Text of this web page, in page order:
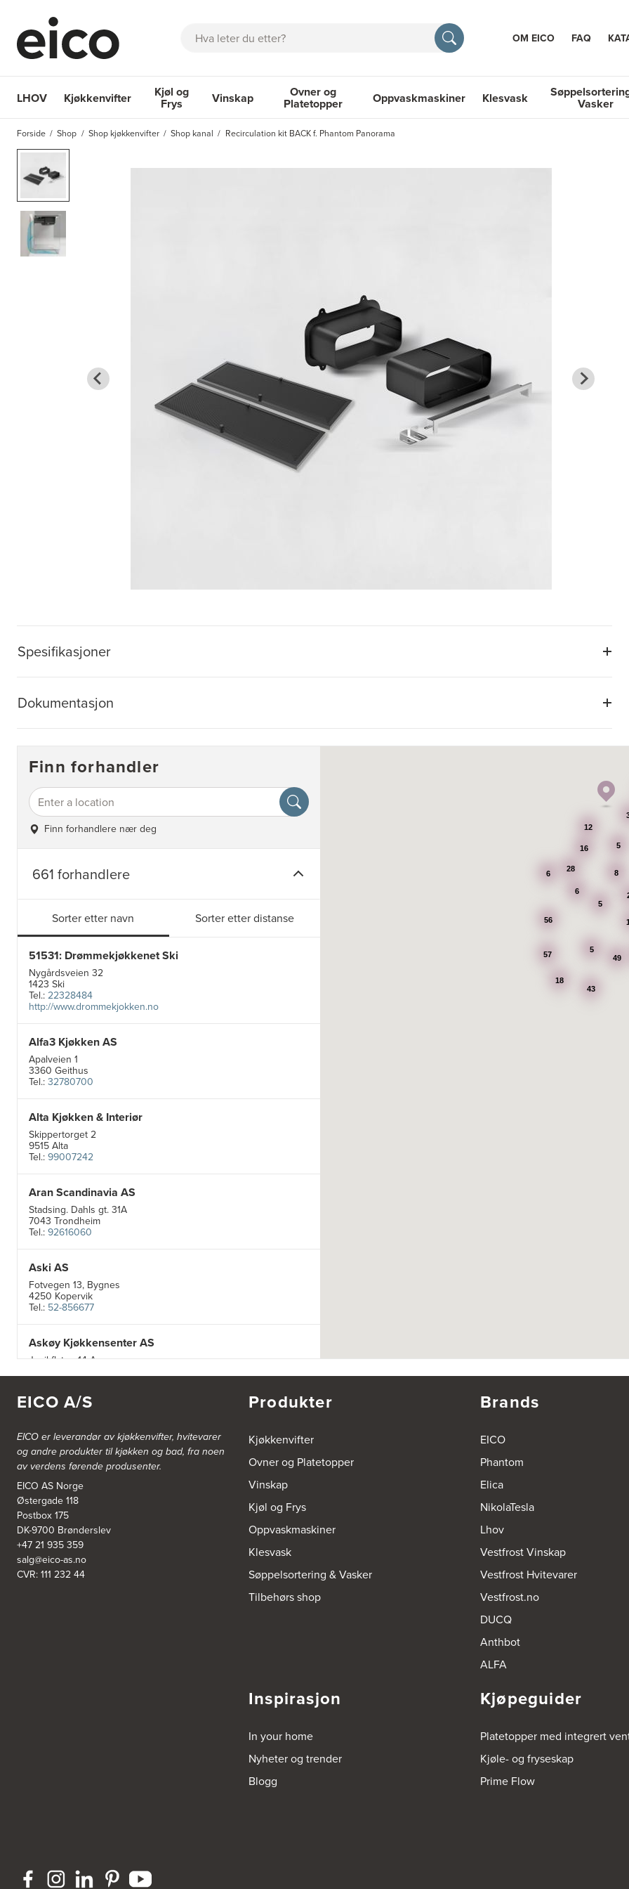
Søk OM EICO FAQ
LHOV Kjøkkenvifter
Kjøkkenvifter
Kjøl og
Frys
Kjøl og Frys
Vinskap
Vinskap
Ovner og
Platetopper
Ovner og Platetopper
Oppvaskmaskiner
Oppvaskmaskiner
Klesvask Vasker
Forside Shop Shop kjøkkenvifter Shop kanal Recirculation kit BACK f. Phantom Panorama
Spesifikasjoner
Dokumentasjon
Finn forhandler
Finn forhandlere nær deg
661 forhandlere
Sorter etter navn Sorter etter distanse
51531: Drømmekjøkkenet Ski
Nygårdsveien 32
1423 Ski
Tel.: 22328484
http://www.drommekjokken.no
Alfa3 Kjøkken AS
Apalveien 1
3360 Geithus
Tel.: 32780700
Alta Kjøkken & Interiør
Skippertorget 2
9515 Alta
Tel.: 99007242
Aran Scandinavia AS
Stadsing. Dahls gt. 31A
7043 Trondheim
Tel.: 92616060
Aski AS
Fotvegen 13, Bygnes
4250 Kopervik
Tel.: 52-856677
Askøy Kjøkkensenter AS
Juvikflaten 14 A
https://jke-design.com/no/butikk/jke-askoey
Aurland Elektriske AS
Odden 10 A
5745 Aurland
Tel.:57-633463
Bekkestua kjøkkenstudio as
Gamle Ringeriksvei 32
1357 Bekkestua
Tel.:99228877
Bergen Kjøkkensenter A/S
49
56
57
28
12
43
6
5
8
18
5
6
5
16
EICO A/S
EICO er leverandør av kjøkkenvifter, hvitevarer
og andre produkter til kjøkken og bad, fra noen
av verdens førende produsenter.
EICO AS Norge
Østergade 118
Postbox 175
DK-9700 Brønderslev
+47 21 935 359
salg@eico-as.no
CVR: 111 232 44
Produkter
Kjøkkenvifter
Ovner og Platetopper
Vinskap
Kjøl og Frys
Oppvaskmaskiner
Klesvask
Søppelsortering & Vasker
Tilbehørs shop
Brands
EICO
Phantom
Elica
NikolaTesla
Lhov
Vestfrost Vinskap
Vestfrost Hvitevarer
Vestfrost.no
DUCQ
Anthbot
ALFA
Inspirasjon
In your home
Nyheter og trender
Blogg
Kjøpeguider
Platetopper med integrert
Kjøle- og fryseskap
Prime Flow